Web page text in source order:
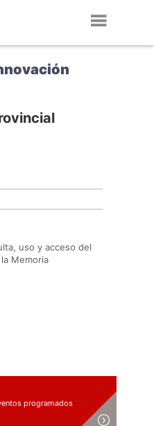
uso y acceso del
Memoria
programados